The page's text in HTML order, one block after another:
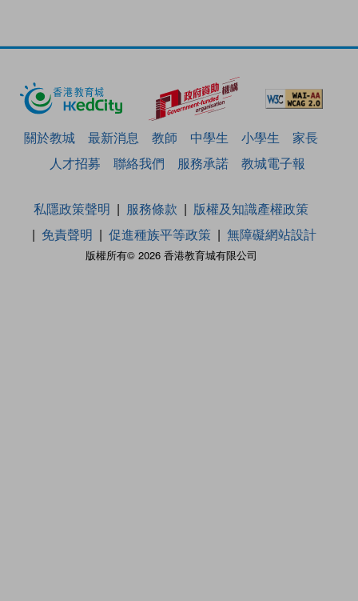
關於教城 最新消息 教師 中學生 小學生
家長
人才招募
聯絡我們 服務承諾 教城電子報
版權所有© 2026 香港教育城有限公司
私隱政策聲明 服務條款
版權及知識產權政策
免責聲明
促進種族平等政策 無障礙網站設計